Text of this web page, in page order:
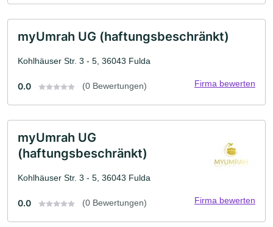
myUmrah UG (haftungsbeschränkt)
Kohlhäuser Str. 3 - 5, 36043 Fulda
0.0 (0 Bewertungen) Firma bewerten
myUmrah UG
(haftungsbeschränkt)
Kohlhäuser Str. 3 - 5, 36043 Fulda
0.0 (0 Bewertungen) Firma bewerten